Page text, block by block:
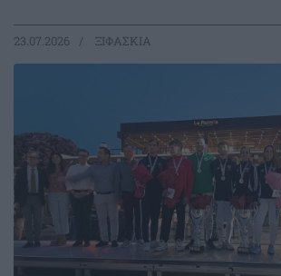
23.07.2026 ΞΙΦΑΣΚΙΑ